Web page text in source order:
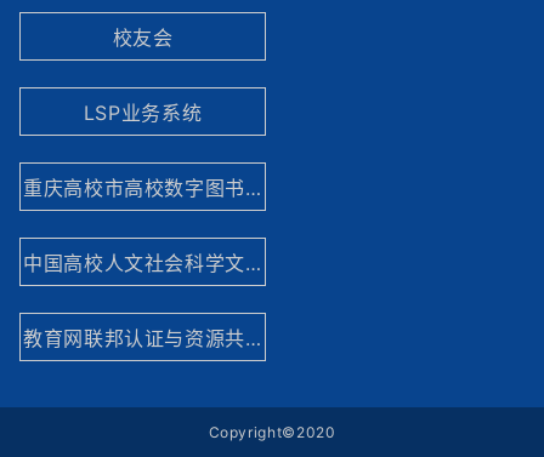
校友会
LSP业务系统
重庆高校市高校数字图书馆
中国高校人文社会科学文献中心
教育网联邦认证与资源共享基础设施网站
Copyright©2020